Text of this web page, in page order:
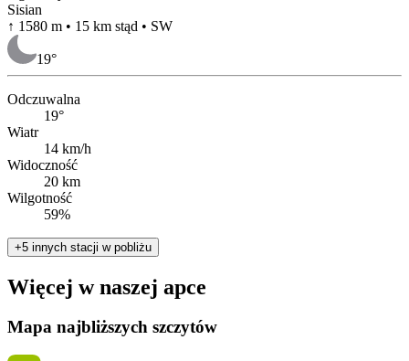
Sisian
↑ 1580 m • 15 km stąd • SW
19°
Odczuwalna
19°
Wiatr
14 km/h
Widoczność
20 km
Wilgotność
59%
+5 innych stacji w pobliżu
Więcej w naszej apce
Mapa najbliższych szczytów